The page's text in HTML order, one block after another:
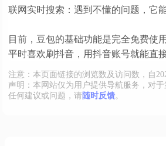
联网实时搜索：遇到不懂的问题，它
目前，豆包的基础功能是完全免费使
平时喜欢刷抖音，用抖音账号就能直
注意：本页面链接的浏览数及访问数，自
声明：本网站仅为用户提供导航服务，对
任何建议或问题，请随时反馈。